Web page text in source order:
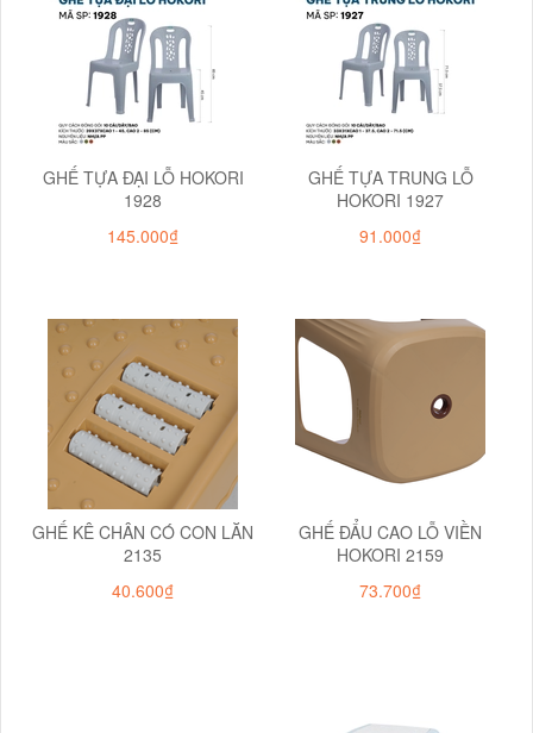
GHẾ TỰA ĐẠI LỖ HOKORI
1928
145.000₫
GHẾ TỰA TRUNG LỖ
HOKORI 1927
91.000₫
GHẾ KÊ CHÂN CÓ CON LĂN
2135
40.600₫
GHẾ ĐẨU CAO LỖ VIỀN
HOKORI 2159
73.700₫